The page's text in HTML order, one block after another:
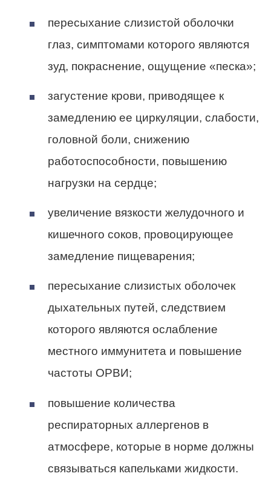
пересыхание слизистой оболочки
глаз, симптомами которого являются
зуд, покраснение, ощущение «песка»;
загустение крови, приводящее к
замедлению ее циркуляции, слабости,
головной боли, снижению
работоспособности, повышению
нагрузки на сердце;
увеличение вязкости желудочного и
кишечного соков, провоцирующее
замедление пищеварения;
пересыхание слизистых оболочек
дыхательных путей, следствием
которого являются ослабление
местного иммунитета и повышение
частоты ОРВИ;
повышение количества
респираторных аллергенов в
атмосфере, которые в норме должны
связываться капельками жидкости.